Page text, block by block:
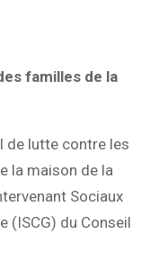
familles de la
de lutte contre les
la maison de la
Sociaux
(ISCG) du Conseil